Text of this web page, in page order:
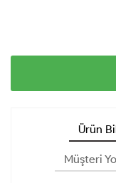
Ürün
Müşteri